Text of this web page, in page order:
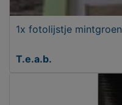
1x fotolijstje mintgroen
T.e.a.b.